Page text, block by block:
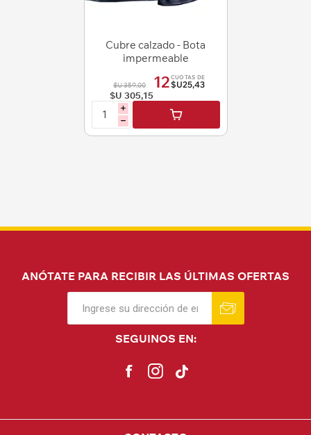
Cubre calzado - Bota
impermeable
$U 359,00
$U 305,15
12 CUOTAS DE
$U25,43
i
h
ANÓTATE PARA RECIBIR LAS ÚLTIMAS OFERTAS
SEGUINOS EN: